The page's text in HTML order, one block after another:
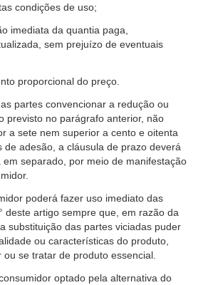
condições de uso;
imediata da quantia paga,
sem prejuízo de eventuais
proporcional do preço.
partes convencionar a redução ou
previsto no parágrafo anterior, não
a sete nem superior a cento e oitenta
de adesão, a cláusula de prazo deverá
em separado, por meio de manifestação
poderá fazer uso imediato das
deste artigo sempre que, em razão da
substituição das partes viciadas puder
ou características do produto,
se tratar de produto essencial.
optado pela alternativa do